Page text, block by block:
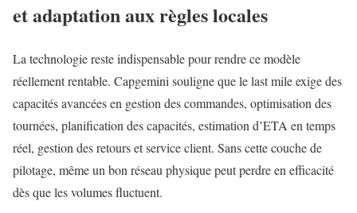
et adaptation aux règles locales
La technologie reste indispensable pour rendre ce modèle
réellement rentable. Capgemini souligne que le last mile exige des
capacités avancées en gestion des commandes, optimisation des
tournées, planification des capacités, estimation d’ETA en temps
réel, gestion des retours et service client. Sans cette couche de
pilotage, même un bon réseau physique peut perdre en efficacité
dès que les volumes fluctuent.